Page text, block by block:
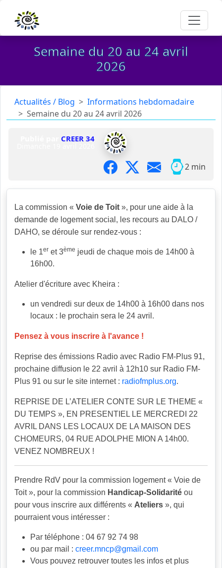
Semaine du 20 au 24 avril
2026
Actualités / Blog
Informations hebdomadaire
Semaine du 20 au 24 avril 2026
CREER 34
2 min
La commission « Voie de Toit », pour une aide à la
demande de logement social, les recours au DALO /
DAHO, se déroule sur rendez-vous :
le 1er et 3ème jeudi de chaque mois de 14h00 à
16h00.
Atelier d'écriture avec Kheira :
un vendredi sur deux de 14h00 à 16h00 dans nos
locaux : le prochain sera le 24 avril.
Pensez à vous inscrire à l'avance !
Reprise des émissions Radio avec Radio FM-Plus 91,
prochaine diffusion le 22 avril à 12h10 sur Radio FM-
Plus 91 ou sur le site internet : radiofmplus.org.
REPRISE DE L’ATELIER CONTE SUR LE THEME «
DU TEMPS », EN PRESENTIEL LE MERCREDI 22
AVRIL DANS LES LOCAUX DE LA MAISON DES
CHOMEURS, 04 RUE ADOLPHE MION A 14h00.
VENEZ NOMBREUX !
Prendre RdV pour la commission logement « Voie de
Toit », pour la commission Handicap-Solidarité ou
pour vous inscrire aux différents « Ateliers », qui
pourraient vous intéresser :
Par téléphone : 04 67 92 74 98
ou par mail : creer.mncp@gmail.com
Vous pouvez retrouver toutes les infos et plus